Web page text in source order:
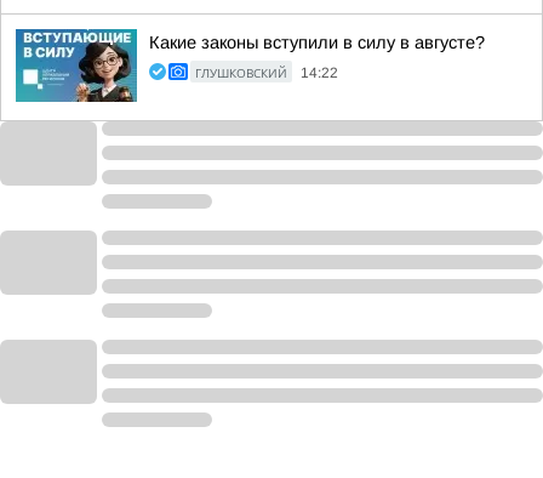
Какие законы вступили в силу в августе?
ГЛУШКОВСКИЙ 14:22